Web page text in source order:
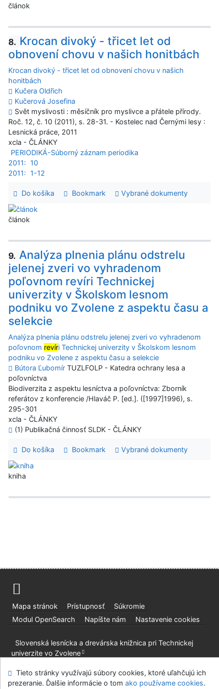
článok
8. Krocan divoký - třicet let od
obnovení chovu v našich honitbách
Krocan divoký - třicet let od obnovení chovu v našich
honitbách
Kučera Oldřich
Kučerová Josefina
Svět myslivosti : měsíčník pro myslivce a přátele přírody.
Roč. 12, č. 10 (2011), s. 28-31. - Kostelec nad Černými lesy :
Lesnická práce, 2011
xcla - ČLÁNKY
PERIODIKÁ-Súborný záznam periodika
2011:
10
2011:
1-12
Do košíka Bookmark Vybrané dokumenty
článok
9. Analýza plnenia plánu odstrelu
jelenej zveri vo vyhradenom
poľovnom revíri Technickej
univerzity v Školskom lesnom
podniku vo Zvolene z aspektu času a
selekcie
Analýza plnenia plánu odstrelu jelenej zveri vo vyhradenom
poľovnom revíri Technickej univerzity v Školskom lesnom
podniku vo Zvolene z aspektu času a selekcie
Bútora Ľubomír TUZLFOLP - Katedra ochrany lesa a
poľovníctva
Biodiverzita z aspektu lesníctva a poľovníctva: Zborník
referátov z konferencie /Hlaváč P. [ed.]. ([1997]1996), s.
295-301
xcla - ČLÁNKY
(1) Publikačná činnosť SLDK - ČLÁNKY
Do košíka Bookmark Vybrané dokumenty
kniha
Mapa stránok Prístupnosť
Súkromie
Modul OpenSearch
Napíšte nám Nastavenie cookies
Slovenská lesnícka a drevárska knižnica pri Technickej
univerzite vo Zvolene
©1993-2026
v.4.8.63a Cosmotron Slovakia, s.r.o.
Tieto stránky využívajú súbory cookies, ktoré uľahčujú ich
prezeranie. Ďalšie informácie o tom ako používame cookies.